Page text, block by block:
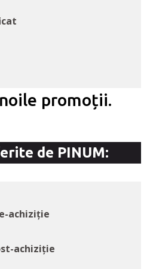
noile promoții.
de PINUM:
achiziție
achiziție